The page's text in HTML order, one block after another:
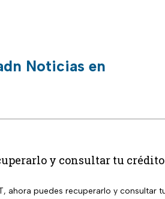
Noticias en
y consultar tu crédito
ahora puedes recuperarlo y consultar